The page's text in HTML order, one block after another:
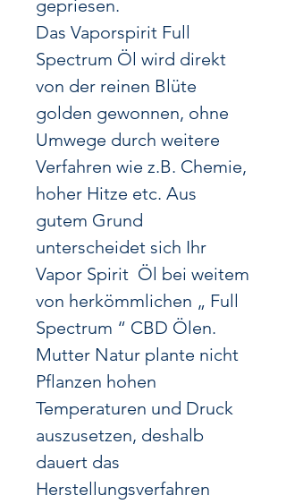
gepriesen.
Das Vaporspirit Full
Spectrum Öl wird direkt
von der reinen Blüte
golden gewonnen, ohne
Umwege durch weitere
Verfahren wie z.B. Chemie,
hoher Hitze etc. Aus
gutem Grund
unterscheidet sich Ihr
Vapor Spirit Öl bei weitem
von herkömmlichen „ Full
Spectrum “ CBD Ölen.​
Mutter Natur plante nicht
Pflanzen hohen
Temperaturen und Druck
auszusetzen, deshalb
dauert das
Herstellungsverfahren